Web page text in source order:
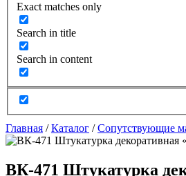
Exact matches only
Search in title
Search in content
Главная /Каталог /Сопутствующие
ВК-471 Штукатурка